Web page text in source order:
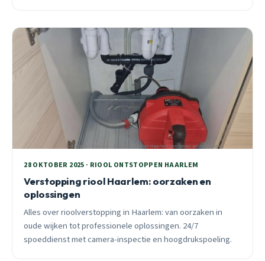
28 OKTOBER 2025 · RIOOL ONTSTOPPEN HAARLEM
Verstopping riool Haarlem: oorzaken en
oplossingen
Alles over rioolverstopping in Haarlem: van oorzaken in
oude wijken tot professionele oplossingen. 24/7
spoeddienst met camera-inspectie en hoogdrukspoeling.